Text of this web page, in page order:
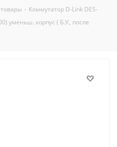
- Коммутатор D-Link DES-
уменьш. корпус ( Б.У., после